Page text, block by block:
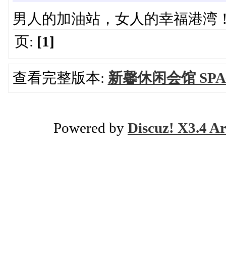
男人的加油站，女人的幸福港湾
页: [1]
查看完整版本: 新馨休闲会馆
Powered by Discuz! X3.4